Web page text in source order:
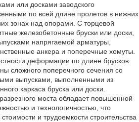
или досками заводского
по всей длине пролетов в нижних
зонах над опорами. С торцевой
железобетонные бруски или доски,
напрягаемой арматуры,
анкера и поперечные хомуты.
деформации по длине брусков
сложного поперечного сечения со
выпусками, выполненными из
каркаса бруска или доски.
моста обладает повышенной
и технологичностью, что
и трудоемкости строительства